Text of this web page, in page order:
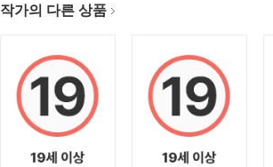
작가의 다른 상품